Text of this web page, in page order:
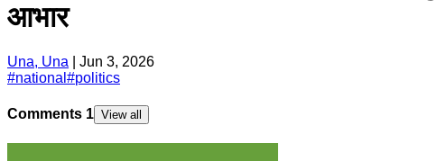
आभार
Una, Una
Jun 3, 2026
#national #politics
Comments 1 View all